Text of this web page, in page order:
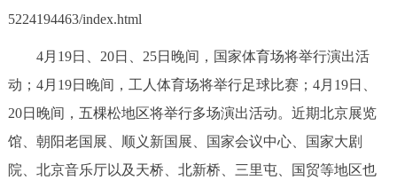
ITALIANO
5224194463/index.html
4月19日、20日、25日晚间，国家体育场将举行演出活
动；4月19日晚间，工人体育场将举行足球比赛；4月19日、
20日晚间，五棵松地区将举行多场演出活动。近期北京展览
馆、朝阳老国展、顺义新国展、国家会议中心、国家大剧
院、北京音乐厅以及天桥、北新桥、三里屯、国贸等地区也